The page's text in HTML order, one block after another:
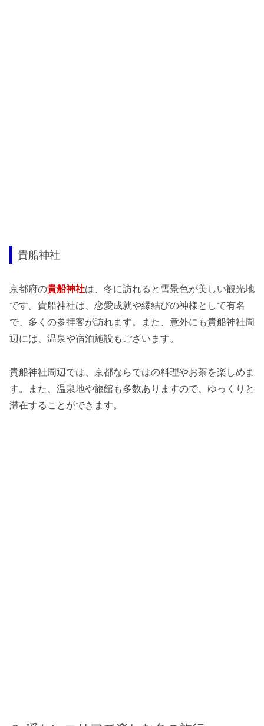
貴船神社
京都府の貴船神社は、冬に訪れると雪景色が美しい観光地
です。貴船神社は、恋愛成就や縁結びの神様として有名
で、多くの参拝客が訪れます。また、意外にも貴船神社周
辺には、温泉や宿泊施設もございます。
貴船神社周辺では、京都ならではの料理やお茶を楽しめま
す。また、温泉地や旅館も多数ありますので、ゆっくりと
滞在することができます。